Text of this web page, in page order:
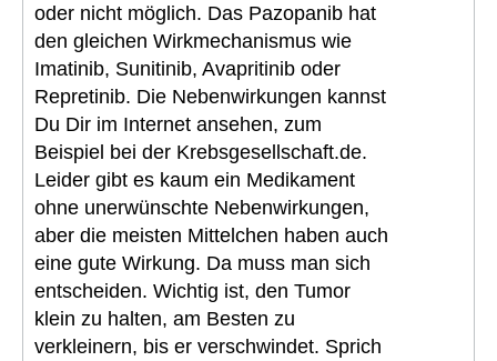
oder nicht möglich. Das Pazopanib hat
den gleichen Wirkmechanismus wie
Imatinib, Sunitinib, Avapritinib oder
Repretinib. Die Nebenwirkungen kannst
Du Dir im Internet ansehen, zum
Beispiel bei der Krebsgesellschaft.de.
Leider gibt es kaum ein Medikament
ohne unerwünschte Nebenwirkungen,
aber die meisten Mittelchen haben auch
eine gute Wirkung. Da muss man sich
entscheiden. Wichtig ist, den Tumor
klein zu halten, am Besten zu
verkleinern, bis er verschwindet. Sprich